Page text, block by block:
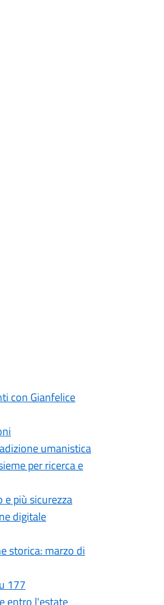
con Gianfelice
umanistica
per ricerca e
più sicurezza
digitale
storica: marzo di
177
entro l'estate